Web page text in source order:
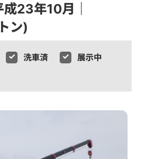
23年10月｜
ン)
洗車済
展示中